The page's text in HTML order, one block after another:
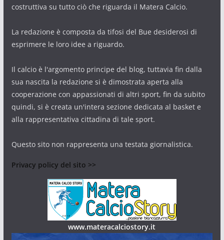
costruttiva su tutto ciò che riguarda il Matera Calcio.
La redazione è composta da tifosi del Bue desiderosi di
esprimere le loro idee a riguardo.
Il calcio è l'argomento principe del blog, tuttavia fin dalla
sua nascita la redazione si è dimostrata aperta alla
cooperazione con appassionati di altri sport, fin da subito
quindi, si è creata un'intera sezione dedicata al basket e
alla rappresentativa cittadina di tale sport.
Questo sito non rappresenta una testata giornalistica.
Privacy policy del sito >>
www.materacalciostory.it